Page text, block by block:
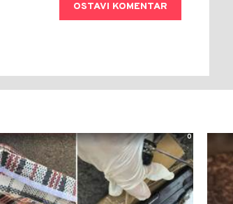
OSTAVI KOMENTAR
0